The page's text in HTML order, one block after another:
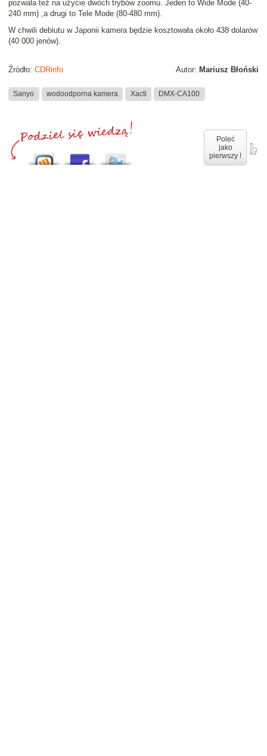
pozwala też na użycie dwóch trybów zoomu. Jeden to Wide Mode (40-
240 mm) ,a drugi to Tele Mode (80-480 mm).
W chwili debiutu w Japonii kamera będzie kosztowała około 438 dolarów
(40 000 jenów).
Autor: Mariusz Błoński
Źródło: CDRinfo
Sanyo wodoodporna kamera Xacti DMX-CA100
Poleć
jako
pierwszy !